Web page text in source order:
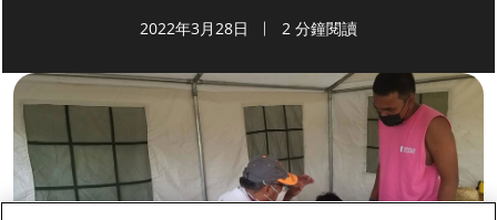
2022年3月28日 2 分鐘閱讀